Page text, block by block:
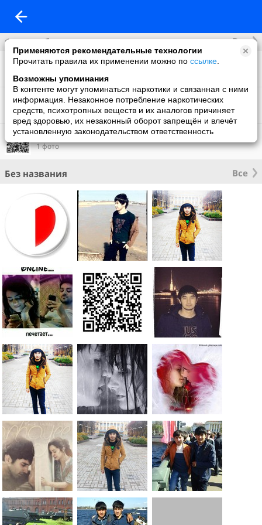
Применяются рекомендательные технологии
Прочитать правила их применении можно по ссылке
Возможны упоминания
В контенте могут упоминаться наркотики и связанная с ними
информация. Незаконное потребление наркотических
средств, психотропных веществ и их аналогов причиняет
вред здоровью, их незаконный оборот запрещён и влечёт
установленную законодательством ответственность
Фотоальбомы Все
Фото со мной
Фон на обложку
1 фото
Что нового
1 фото
Без названия Все